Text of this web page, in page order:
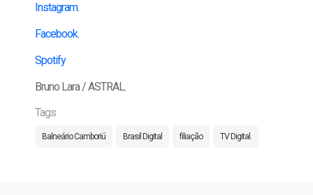
Instagram.
Facebook.
Spotify
Bruno Lara / ASTRAL.
Tags
Balneário Camboriú Brasil Digital filiação TV Digital.